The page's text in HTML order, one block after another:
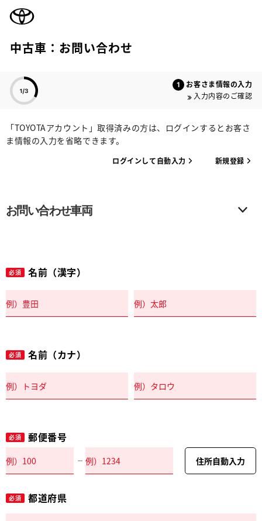
中古車：お問い合わせ
お客さま情報の入力
入力内容のご確認
「TOYOTAアカウント」取得済みの方は、ログインするとお客さ
ま情報の入力を省略できます。
ログインして自動入力 新規登録
お問い合わせ車両
必須 名前（漢字）
必須 名前（カナ）
必須 郵便番号
住所自動入力
必須 都道府県